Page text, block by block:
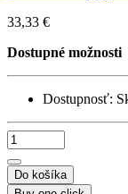
33,33 €
Dostupné možnosti
Dostupnosť:
Do košíka